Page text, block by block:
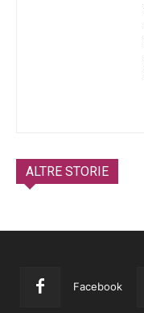
ALTRE STORIE
Facebook